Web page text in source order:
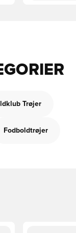
Trøjer
Fodboldtrøjer